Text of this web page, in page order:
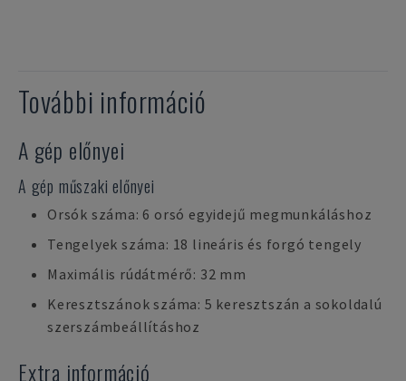
További információ
A gép előnyei
A gép műszaki előnyei
Orsók száma: 6 orsó egyidejű megmunkáláshoz
Tengelyek száma: 18 lineáris és forgó tengely
Maximális rúdátmérő: 32 mm
Keresztszánok száma: 5 keresztszán a sokoldalú
szerszámbeállításhoz
Extra információ